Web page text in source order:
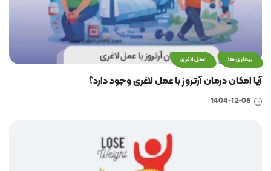
بیماری ها عمل لاغری
آیا امکان درمان آرتروز با عمل لاغری وجود دارد؟
1404-12-05